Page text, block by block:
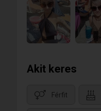
1
Akit keres
Férfit